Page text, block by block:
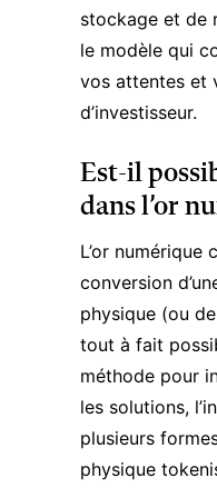
stockage et de
le modèle qui
vos attentes et
d’investisseur.
Est-il
dans l’or
L’or numérique
conversion
physique (ou
tout à fait
méthode pour
les solutions,
plusieurs
physique